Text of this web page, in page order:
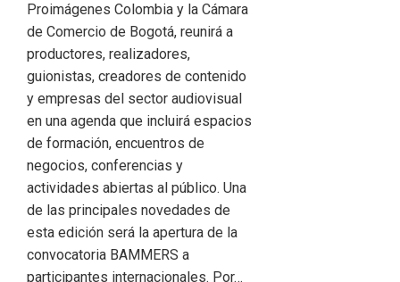
Proimágenes Colombia y la Cámara
de Comercio de Bogotá, reunirá a
productores, realizadores,
guionistas, creadores de contenido
y empresas del sector audiovisual
en una agenda que incluirá espacios
de formación, encuentros de
negocios, conferencias y
actividades abiertas al público. Una
de las principales novedades de
esta edición será la apertura de la
convocatoria BAMMERS a
participantes internacionales. Por…